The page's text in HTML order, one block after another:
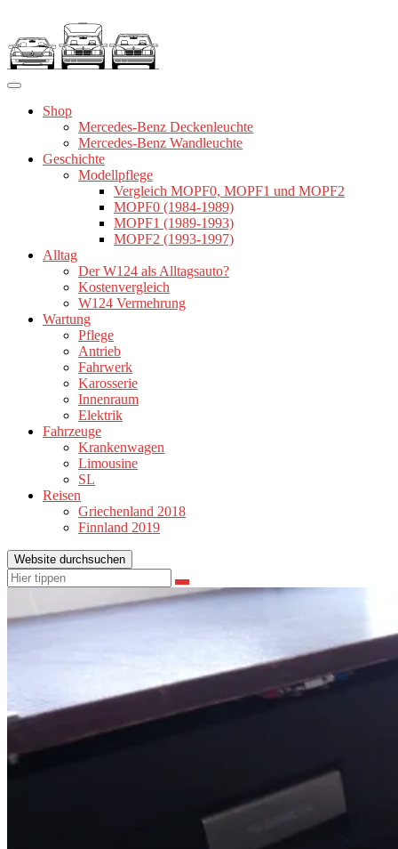
springen
Shop
Mercedes-Benz Deckenleuchte
Mercedes-Benz Wandleuchte
Geschichte
Modellpflege
Vergleich MOPF0, MOPF1 und MOPF2
MOPF0 (1984-1989)
MOPF1 (1989-1993)
MOPF2 (1993-1997)
Alltag
Der W124 als Alltagsauto?
Kostenvergleich
W124 Vermehrung
Wartung
Pflege
Antrieb
Fahrwerk
Karosserie
Innenraum
Elektrik
Fahrzeuge
Krankenwagen
Limousine
SL
Reisen
Griechenland 2018
Finnland 2019
Website durchsuchen
Suchen
nach:
Suchen